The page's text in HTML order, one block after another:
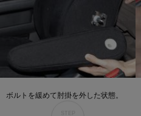
ボルトを緩めて肘掛を外した状態。